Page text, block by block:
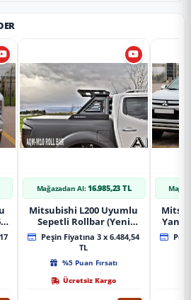
Mağazadan Al: 16.985,23 TL
Mitsubishi L200 Uyumlu
Sepetli Rollbar (Yeni
Nesil Sepetli Roll Bar
Aqm-M10)
Peşin Fiyatına 3 x 6.484,54
TL
%5 Puan Fırsatı
Ücretsiz Kargo
Yan